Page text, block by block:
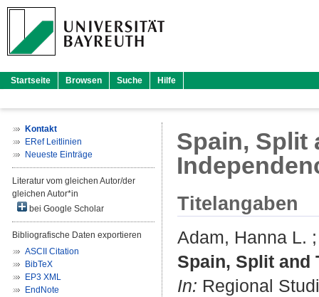
Startseite Browsen Suche Hilfe
Kontakt
ERef Leitlinien
Neueste Einträge
Literatur vom gleichen Autor/der
gleichen Autor*in
bei Google Scholar
Bibliografische Daten exportieren
ASCII Citation
BibTeX
EP3 XML
EndNote
Spain, Split
Titelangaben
Adam, Hanna L.
Spain, Split and
In: Regional